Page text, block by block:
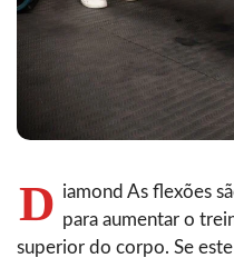
D iamond‍‌‍‍‌‍‌‍‍‌ As flexões
para aumentar o
superior do corpo. Se